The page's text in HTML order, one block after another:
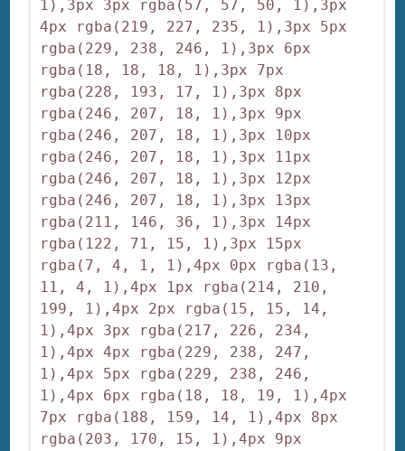
1),3px 3px rgba(57, 57, 50, 1),3px
4px rgba(219, 227, 235, 1),3px 5px
rgba(229, 238, 246, 1),3px 6px
rgba(18, 18, 18, 1),3px 7px
rgba(228, 193, 17, 1),3px 8px
rgba(246, 207, 18, 1),3px 9px
rgba(246, 207, 18, 1),3px 10px
rgba(246, 207, 18, 1),3px 11px
rgba(246, 207, 18, 1),3px 12px
rgba(246, 207, 18, 1),3px 13px
rgba(211, 146, 36, 1),3px 14px
rgba(122, 71, 15, 1),3px 15px
rgba(7, 4, 1, 1),4px 0px rgba(13,
11, 4, 1),4px 1px rgba(214, 210,
199, 1),4px 2px rgba(15, 15, 14,
1),4px 3px rgba(217, 226, 234,
1),4px 4px rgba(229, 238, 247,
1),4px 5px rgba(229, 238, 246,
1),4px 6px rgba(18, 18, 19, 1),4px
7px rgba(188, 159, 14, 1),4px 8px
rgba(203, 170, 15, 1),4px 9px